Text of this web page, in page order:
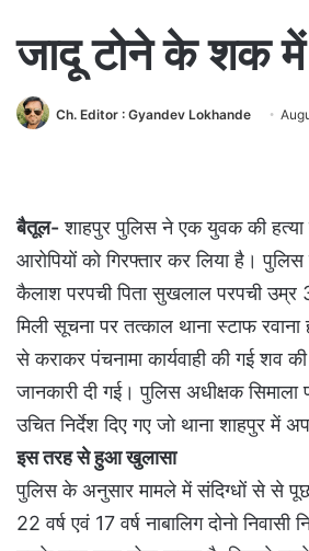
जादू टोने के शक में
Ch. Editor : Gyandev Lokhande
बैतूल-शाहपुर पुलिस ने एक युवक की हत्या
आरोपियों को गिरफ्तार कर लिया है।
कैलाश परपची पिता सुखलाल परपची उम्र
मिली सूचना पर तत्काल थाना स्टाफ
से कराकर पंचनामा कार्यवाही की गई शव
जानकारी दी गई। पुलिस अधीक्षक
उचित निर्देश दिए गए जो थाना शाहपुर
इस तरह से हुआ खुलासा
पुलिस के अनुसार मामले में संदिग्धों से से
22 वर्ष एवं 17 वर्ष नाबालिग दोनो